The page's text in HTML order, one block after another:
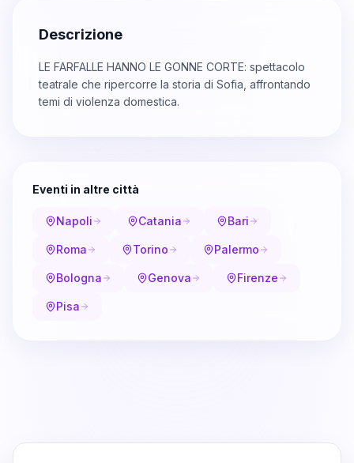
Descrizione
LE FARFALLE HANNO LE GONNE CORTE: spettacolo
teatrale che ripercorre la storia di Sofia, affrontando
temi di violenza domestica.
Eventi in altre città
Napoli Catania Bari
Roma Torino Palermo
Bologna Genova Firenze
Pisa